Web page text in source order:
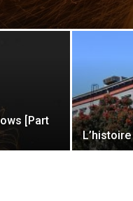
[Part
L’histoire